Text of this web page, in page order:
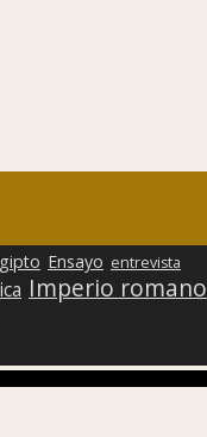
Ensayo entrevista
Imperio romano